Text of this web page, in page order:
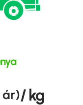
ár)/ kg